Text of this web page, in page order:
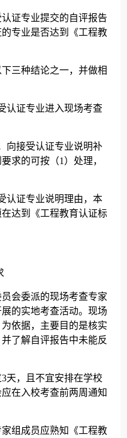
证专业提交的自评报告
专业是否达到《工程教
三种结论之一，并做相
证专业进入现场考查
接受认证专业说明补
求的可按（1）处理，
证专业说明理由，本
达到《工程教育认证标
会委派的现场考查专家
的实地考查活动。现场
依据，主要目的是核实
了解自评报告中未能反
，且不宜安排在学校
在入校考查前两周通知
组成员应熟知《工程教